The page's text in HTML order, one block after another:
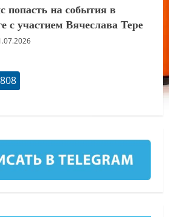
попасть на события в
с участием Вячеслава Тере